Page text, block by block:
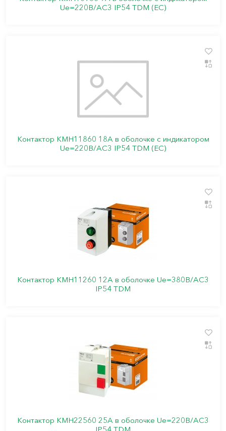
Ue=220В/АС3 IP54 TDM (ЕС)
Контактор КМН11860 18А в оболочке с индикатором
Ue=220В/АС3 IP54 TDM (ЕС)
Контактор КМН11260 12А в оболочке Ue=380В/АС3
IP54 TDM
Контактор КМН22560 25А в оболочке Ue=220В/АС3